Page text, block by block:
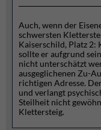
Auch, wenn der
schwersten
Kaiserschild, Platz 2:
sollte er aufgrund
nicht unterschätzt
ausgeglichenen Zu-
richtigen Adresse.
und verlangt
Steilheit nicht
Klettersteig.